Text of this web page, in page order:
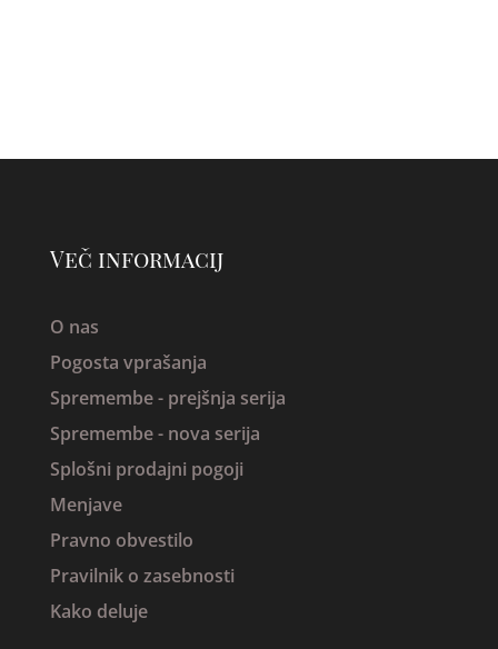
Več informacij
O nas
Pogosta vprašanja
Spremembe - prejšnja serija
Spremembe - nova serija
Splošni prodajni pogoji
Menjave
Pravno obvestilo
Pravilnik o zasebnosti
Kako deluje